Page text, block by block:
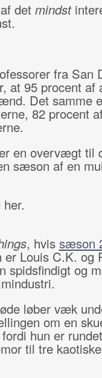
det mindst
fra San
at 95 procent af
Det samme
82 procent
en overvægt til
sæson af en
, hvis sæson
Louis C.K. og
spidsfindigt og
løber væk
om en
hun er
til tre